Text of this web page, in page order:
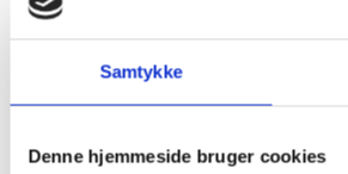
Samtykke
Denne hjemmeside bruger cookies
data